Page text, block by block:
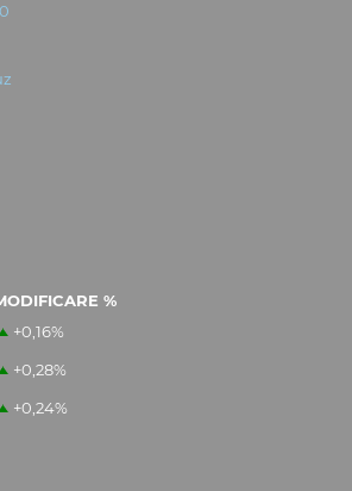
%
+0,16%
+0,28%
+0,24%